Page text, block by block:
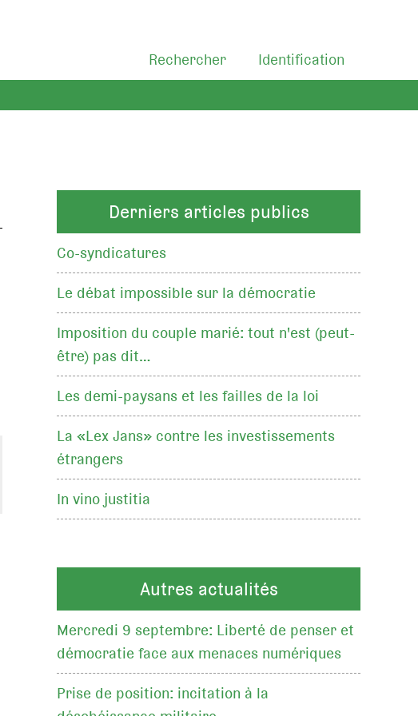
Identification
Rechercher
Derniers articles publics
Co-syndicatures
Le débat impossible sur la démocratie
Imposition du couple marié: tout n'est (peut-
être) pas dit…
Les demi-paysans et les failles de la loi
La «Lex Jans» contre les investissements
étrangers
In vino justitia
Autres actualités
Mercredi 9 septembre: Liberté de penser et
démocratie face aux menaces numériques
Prise de position: incitation à la